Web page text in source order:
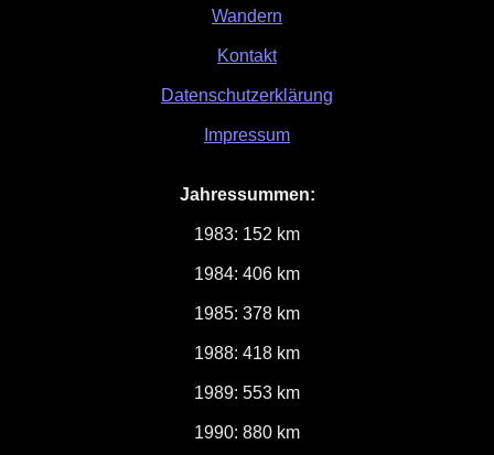
Wandern
Kontakt
Datenschutzerklärung
Impressum
Jahressummen:
1983: 152 km
1984: 406 km
1985: 378 km
1988: 418 km
1989: 553 km
1990: 880 km